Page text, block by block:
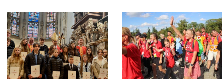
znaczeniu Sakramentów
[ZDJĘCIA]